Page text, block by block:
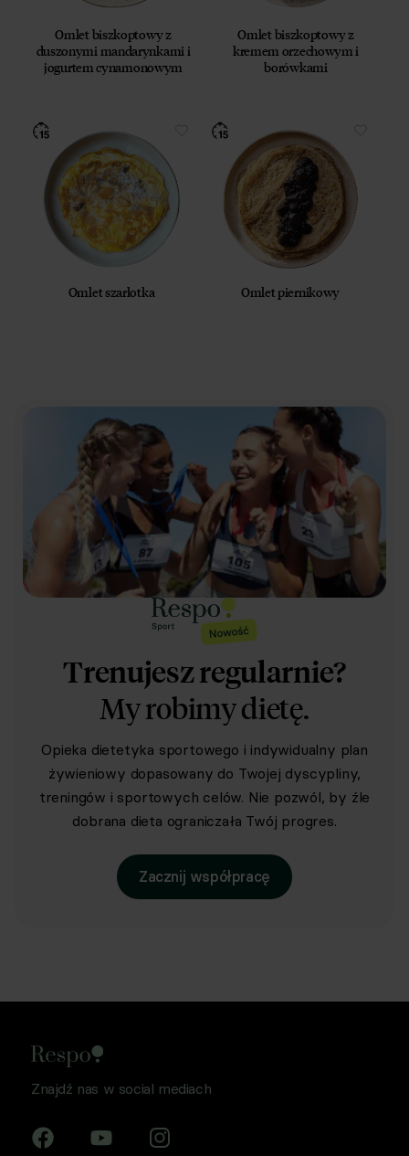
Omlet biszkoptowy z
duszonymi mandarynkami i
jogurtem cynamonowym
Omlet biszkoptowy z
kremem orzechowym i
borówkami
Omlet szarlotka Omlet piernikowy
Trenujesz regularnie?
My robimy dietę.
Opieka dietetyka sportowego i indywidualny plan
żywieniowy dopasowany do Twojej dyscypliny,
treningów i sportowych celów. Nie pozwól, by źle
dobrana dieta ograniczała Twój progres.
Zacznij współpracę
Znajdź nas w social mediach